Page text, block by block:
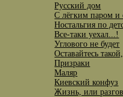
Русский дом
С лёгким паром и
Ностальгия по
Все-таки уехал...!
Углового не будет
Оставайтесь
Призраки
Маляр
Киевский конфуз
Жизнь, или